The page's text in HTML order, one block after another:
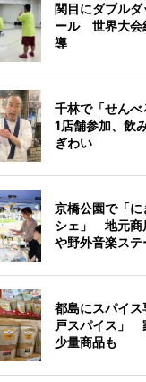
関目にダブルダ
ール 世界大会
導
千林で「せん
1店舗参加、飲
ぎわい
京橋公園で「に
シェ」 地元商
や野外音楽ステ
都島にスパイス
戸スパイス」
少量商品も